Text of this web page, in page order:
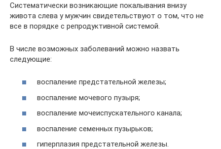
Систематически возникающие покалывания внизу
живота слева у мужчин свидетельствуют о том, что не
все в порядке с репродуктивной системой.
В числе возможных заболеваний можно назвать
следующие:
воспаление предстательной железы;
воспаление мочевого пузыря;
воспаление мочеиспускательного канала;
воспаление семенных пузырьков;
гиперплазия предстательной железы.